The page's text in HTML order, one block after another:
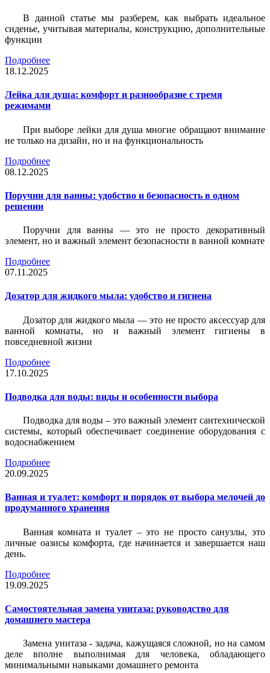
В данной статье мы разберем, как выбрать идеальное
сиденье, учитывая материалы, конструкцию, дополнительные
функции
Подробнее
18.12.2025
Лейка для душа: комфорт и разнообразие с тремя
режимами
При выборе лейки для душа многие обращают внимание
не только на дизайн, но и на функциональность
Подробнее
08.12.2025
Поручни для ванны: удобство и безопасность в одном
решении
Поручни для ванны — это не просто декоративный
элемент, но и важный элемент безопасности в ванной комнате
Подробнее
07.11.2025
Дозатор для жидкого мыла: удобство и гигиена
Дозатор для жидкого мыла — это не просто аксессуар для
ванной комнаты, но и важный элемент гигиены в
повседневной жизни
Подробнее
17.10.2025
Подводка для воды: виды и особенности выбора
Подводка для воды – это важный элемент сантехнической
системы, который обеспечивает соединение оборудования с
водоснабжением
Подробнее
20.09.2025
Ванная и туалет: комфорт и порядок от выбора мелочей до
продуманного хранения
Ванная комната и туалет – это не просто санузлы, это
личные оазисы комфорта, где начинается и завершается наш
день.
Подробнее
19.09.2025
Самостоятельная замена унитаза: руководство для
домашнего мастера
Замена унитаза - задача, кажущаяся сложной, но на самом
деле вполне выполнимая для человека, обладающего
минимальными навыками домашнего ремонта